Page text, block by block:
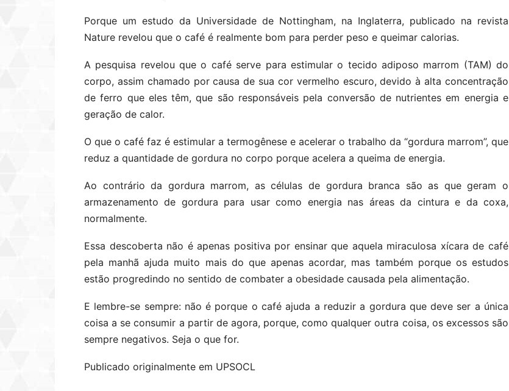
Porque um estudo da Universidade de Nottingham, na Inglaterra, publicado na revista
Nature revelou que o café é realmente bom para perder peso e queimar calorias.
A pesquisa revelou que o café serve para estimular o tecido adiposo marrom (TAM) do
corpo, assim chamado por causa de sua cor vermelho escuro, devido à alta concentração
de ferro que eles têm, que são responsáveis ​​pela conversão de nutrientes em energia e
geração de calor.
O que o café faz é estimular a termogênese e acelerar o trabalho da “gordura marrom”, que
reduz a quantidade de gordura no corpo porque acelera a queima de energia.
Ao contrário da gordura marrom, as células de gordura branca são as que geram o
armazenamento de gordura para usar como energia nas áreas da cintura e da coxa,
normalmente.
Essa descoberta não é apenas positiva por ensinar que aquela miraculosa xícara de café
pela manhã ajuda muito mais do que apenas acordar, mas também porque os estudos
estão progredindo no sentido de combater a obesidade causada pela alimentação.
E lembre-se sempre: não é porque o café ajuda a reduzir a gordura que deve ser a única
coisa a se consumir a partir de agora, porque, como qualquer outra coisa, os excessos são
sempre negativos. Seja o que for.
Publicado originalmente em UPSOCL